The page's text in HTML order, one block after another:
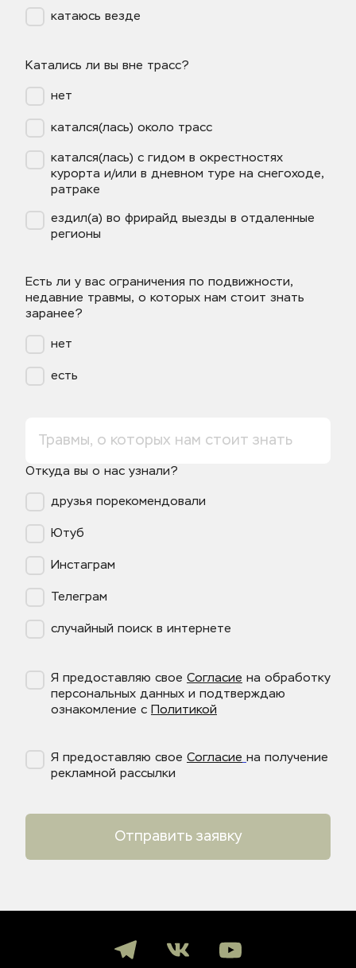
катаюсь везде
Катались ли вы вне трасс?
нет
катался(лась) около трасс
катался(лась) с гидом в окрестностях
курорта и/или в дневном туре на снегоходе,
ратраке
ездил(а) во фрирайд выезды в отдаленные
регионы
Есть ли у вас ограничения по подвижности,
недавние травмы, о которых нам стоит знать
заранее?
нет
есть
Откуда вы о нас узнали?
друзья порекомендовали
Ютуб
Инстаграм
Телеграм
случайный поиск в интернете
Я предоставляю свое Согласие на обработку
персональных данных и подтверждаю
ознакомление с Политикой
Я предоставляю свое Согласие на получение
рекламной рассылки
Отправить заявку